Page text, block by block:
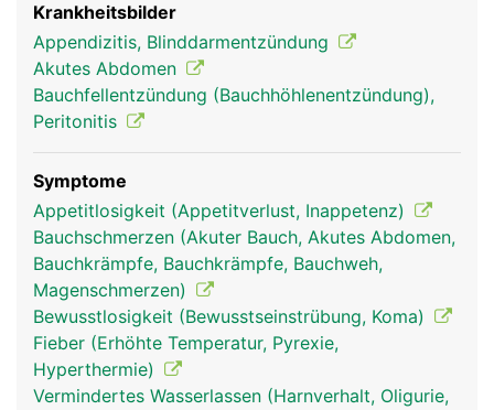
Krankheitsbilder
Appendizitis, Blinddarmentzündung
Akutes Abdomen
Bauchfellentzündung (Bauchhöhlenentzündung),
Peritonitis
Symptome
Appetitlosigkeit (Appetitverlust, Inappetenz)
Bauchschmerzen (Akuter Bauch, Akutes Abdomen,
Bauchkrämpfe, Bauchkrämpfe, Bauchweh,
Magenschmerzen)
Bewusstlosigkeit (Bewusstseinstrübung, Koma)
Fieber (Erhöhte Temperatur, Pyrexie,
Hyperthermie)
Vermindertes Wasserlassen (Harnverhalt, Oligurie,